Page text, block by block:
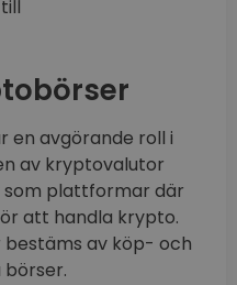
en avgörande roll i
av kryptovalutor
som plattformar där
att handla krypto.
av köp- och